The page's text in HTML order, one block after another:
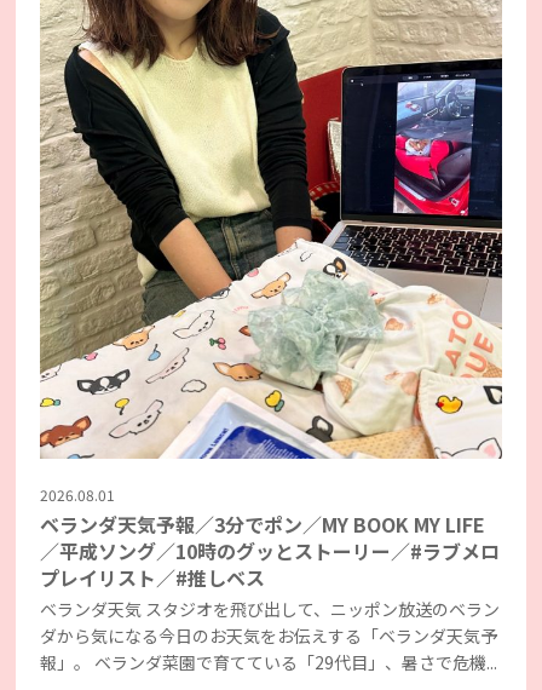
2026.08.01
ベランダ天気予報／3分でポン／MY BOOK MY LIFE
／平成ソング／10時のグッとストーリー／#ラブメロ
プレイリスト／#推しベス
ベランダ天気 スタジオを飛び出して、ニッポン放送のベラン
ダから気になる今日のお天気をお伝えする「ベランダ天気予
報」。 ベランダ菜園で育てている「29代目」、暑さで危機...